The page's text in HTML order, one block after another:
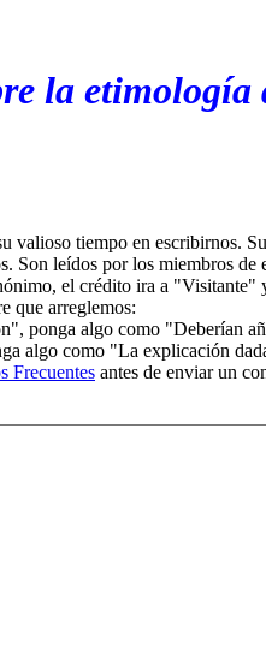
la etimología
valioso tiempo en escribirnos.
Son leídos por los miembros
el crédito ira a
que arreglemos:
ponga algo como "Deberían
algo como "La explicación
Frecuentes antes de enviar un